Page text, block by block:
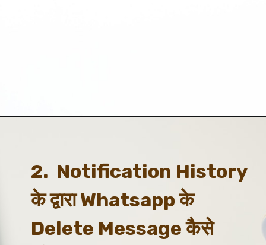
2.  Notification History
के द्वारा Whatsapp के
Delete Message कैसे